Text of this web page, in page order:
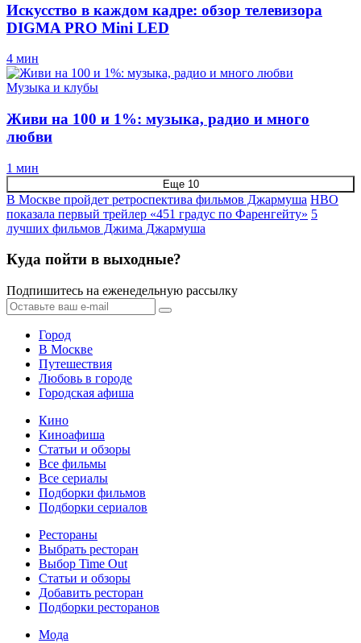
Искусство в каждом кадре: обзор телевизора
DIGMA PRO Mini LED
4 мин
Музыка и клубы
Живи на 100 и 1%: музыка, радио и много
любви
1 мин
Еще 10
В Москве пройдет ретроспектива фильмов Джармуша НВО
показала первый трейлер «451 градус по Фаренгейту» 5
лучших фильмов Джима Джармуша
Куда пойти в выходные?
Подпишитесь на еженедельную рассылку
Город
В Москве
Путешествия
Любовь в городе
Городская афиша
Кино
Киноафиша
Статьи и обзоры
Все фильмы
Все сериалы
Подборки фильмов
Подборки сериалов
Рестораны
Выбрать ресторан
Выбор Time Out
Статьи и обзоры
Добавить ресторан
Подборки ресторанов
Мода